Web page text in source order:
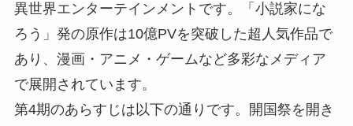
異世界エンターテインメントです。「小説家にな
ろう」発の原作は10億PVを突破した超人気作品で
あり、漫画・アニメ・ゲームなど多彩なメディア
で展開されています。
第4期のあらすじは以下の通りです。開国祭を開き